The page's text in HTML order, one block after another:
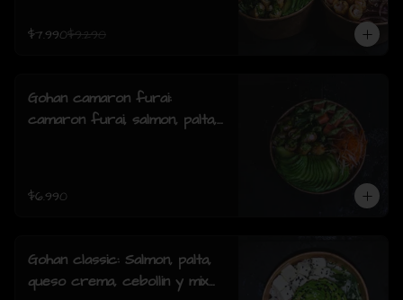
$7.990$9.290
Gohan camaron furai:
camaron furai, salmon, palta,
$6.990
Gohan classic: Salmon, palta,
queso crema, cebollin y mix